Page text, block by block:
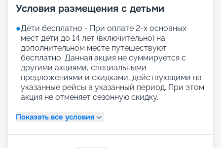
Условия размещения с детьми
●Дети бесплатно - При оплате 2-х основных
мест дети до 14 лет (включительно) на
дополнительном месте путешествуют
бесплатно. Данная акция не суммируется с
другими акциями, специальными
предложениями и скидками, действующими на
указанные рейсы в указанный период. При этом
акция не отменяет сезонную скидку.
Показать все условия